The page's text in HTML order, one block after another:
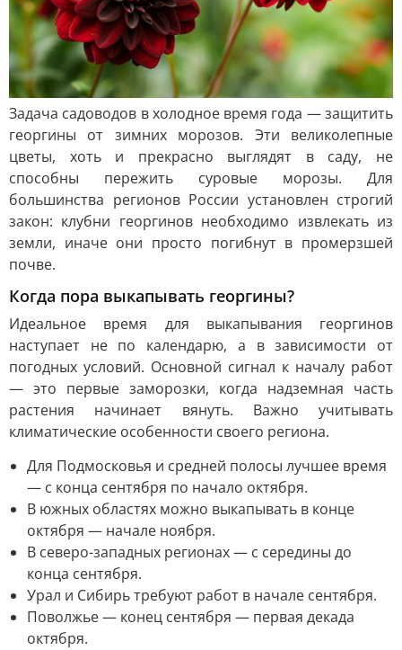
Задача садоводов в холодное время года — защитить
георгины от зимних морозов. Эти великолепные
цветы, хоть и прекрасно выглядят в саду, не
способны пережить суровые морозы. Для
большинства регионов России установлен строгий
закон: клубни георгинов необходимо извлекать из
земли, иначе они просто погибнут в промерзшей
почве.
Когда пора выкапывать георгины?
Идеальное время для выкапывания георгинов
наступает не по календарю, а в зависимости от
погодных условий. Основной сигнал к началу работ
— это первые заморозки, когда надземная часть
растения начинает вянуть. Важно учитывать
климатические особенности своего региона.
Для Подмосковья и средней полосы лучшее время
— с конца сентября по начало октября.
В южных областях можно выкапывать в конце
октября — начале ноября.
В северо-западных регионах — с середины до
конца сентября.
Урал и Сибирь требуют работ в начале сентября.
Поволжье — конец сентября — первая декада
октября.